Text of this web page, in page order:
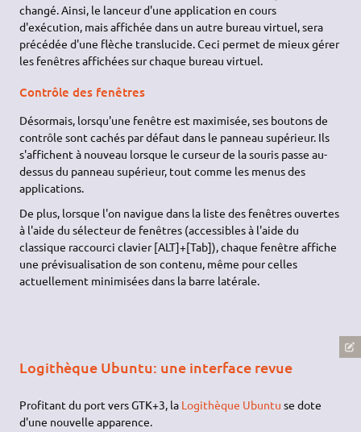
changé. Ainsi, le lanceur d'une application en cours
d'exécution, mais affichée dans un autre bureau virtuel, sera
précédée d'une flèche translucide. Ceci permet de mieux gérer
les fenêtres affichées sur chaque bureau virtuel.
Contrôle des fenêtres
Désormais, lorsqu'une fenêtre est maximisée, ses boutons de
contrôle sont cachés par défaut dans le panneau supérieur. Ils
s'affichent à nouveau lorsque le curseur de la souris passe au-
dessus du panneau supérieur, tout comme les menus des
applications.
De plus, lorsque l'on navigue dans la liste des fenêtres ouvertes
à l'aide du sélecteur de fenêtres (accessibles à l'aide du
classique raccourci clavier [ALT]+[Tab]), chaque fenêtre affiche
une prévisualisation de son contenu, même pour celles
actuellement minimisées dans la barre latérale.
Logithèque Ubuntu: une interface revue
Profitant du port vers GTK+3, la Logithèque Ubuntu se dote
d'une nouvelle apparence.